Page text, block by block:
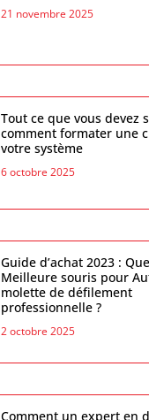
21 novembre 2025
Tout ce que vous devez
comment formater une
votre système
6 octobre 2025
Guide d’achat 2023 :
Meilleure souris pour
molette de défilement
professionnelle ?
2 octobre 2025
Comment un expert en